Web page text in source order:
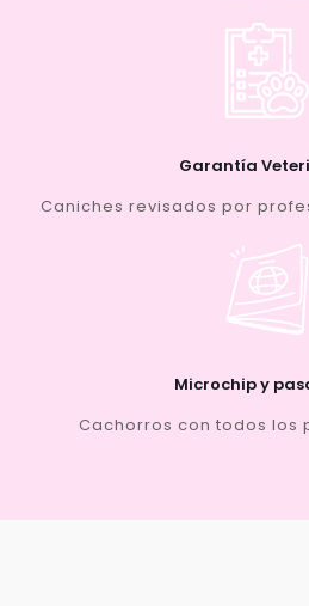
Garantía
Caniches revisados por
Microchip y
Cachorros con todos los